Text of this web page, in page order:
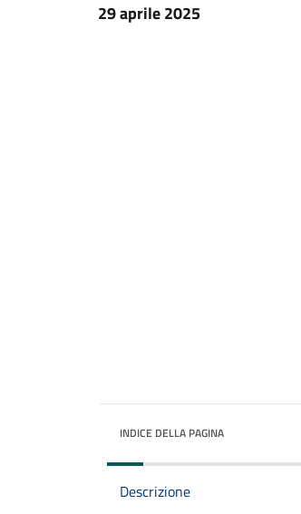
29 aprile 2025
INDICE DELLA PAGINA
Descrizione